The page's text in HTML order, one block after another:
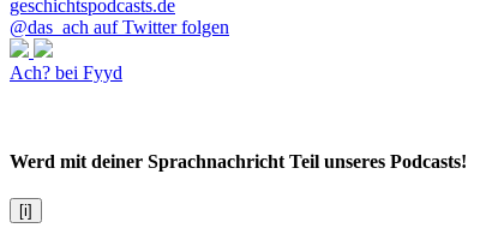
@das_ach auf Twitter folgen
Ach? bei Fyyd
Werd mit deiner Sprachnachricht Teil unseres Podcasts!
[i]